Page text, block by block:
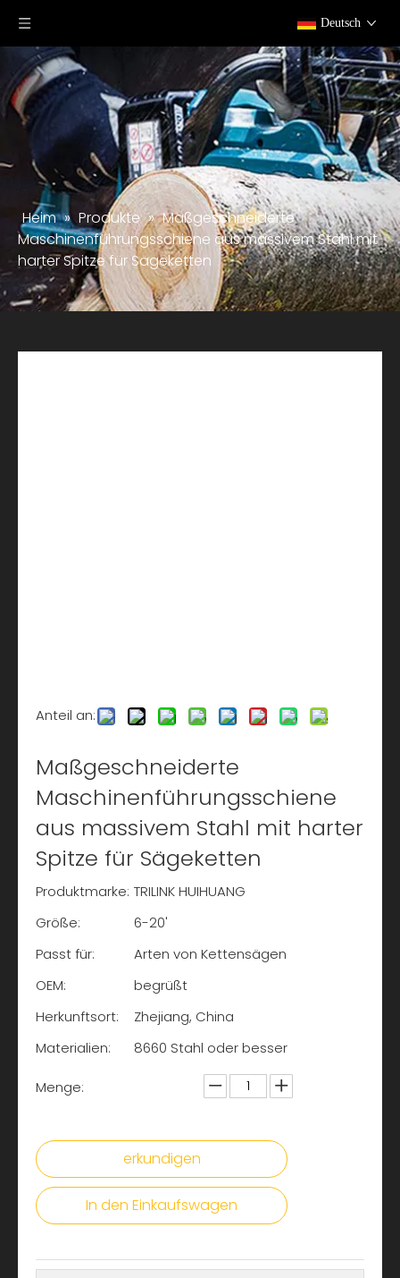
Deutsch
Heim » Produkte » Maßgeschneiderte
Maschinenführungsschiene aus massivem Stahl mit
harter Spitze für Sägeketten
Anteil an:
Maßgeschneiderte
Maschinenführungsschiene
aus massivem Stahl mit harter
Spitze für Sägeketten
Produktmarke: TRILINK HUIHUANG
Größe:
6-20'
Passt für:
Arten von Kettensägen
OEM:
begrüßt
Herkunftsort:
Zhejiang, China
Materialien:
8660 Stahl oder besser
Menge:
erkundigen
In den Einkaufswagen